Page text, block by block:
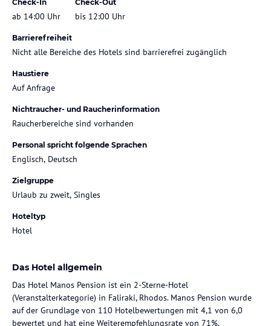
Check-In
ab 14:00 Uhr
Check-Out
bis 12:00 Uhr
Barrierefreiheit
Nicht alle Bereiche des Hotels sind barrierefrei zugänglich
Haustiere
Auf Anfrage
Nichtraucher- und Raucherinformation
Raucherbereiche sind vorhanden
Personal spricht folgende Sprachen
Englisch, Deutsch
Zielgruppe
Urlaub zu zweit, Singles
Hoteltyp
Hotel
Das Hotel allgemein
Das Hotel Manos Pension ist ein 2-Sterne-Hotel
(Veranstalterkategorie) in Faliraki, Rhodos. Manos Pension wurde
auf der Grundlage von 110 Hotelbewertungen mit 4,1 von 6,0
bewertet und hat eine Weiterempfehlungsrate von 71%.